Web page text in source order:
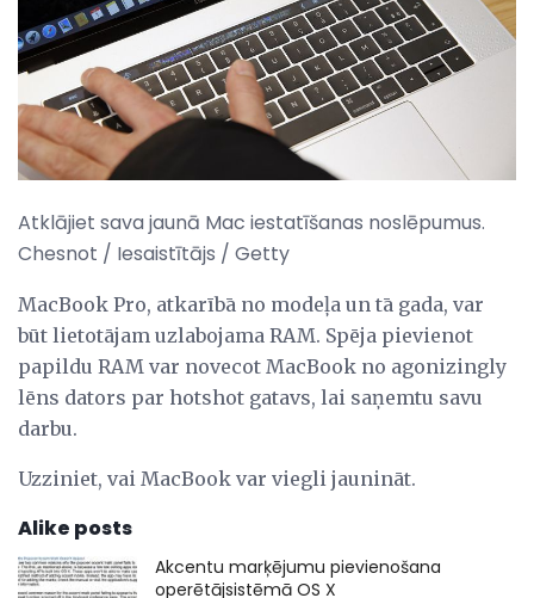
Atklājiet sava jaunā Mac iestatīšanas noslēpumus.
Chesnot / Iesaistītājs / Getty
MacBook Pro, atkarībā no modeļa un tā gada, var
būt lietotājam uzlabojama RAM. Spēja pievienot
papildu RAM var novecot MacBook no agonizingly
lēns dators par hotshot gatavs, lai saņemtu savu
darbu.
Uzziniet, vai MacBook var viegli jaunināt.
Alike posts
Akcentu marķējumu pievienošana
operētājsistēmā OS X